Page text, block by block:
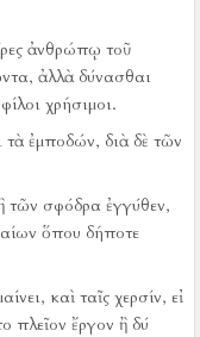
ἀνθρώπῳ τοῦ
ἀλλὰ δύνασθαι
χρήσιμοι.
τὰ ἐμποδών, διὰ δὲ τῶν
τῶν σφόδρα ἐγγύθεν,
ὅπου δήποτε
καὶ ταῖς χερσίν, εἰ
πλεῖον ἔργον ἢ δύ